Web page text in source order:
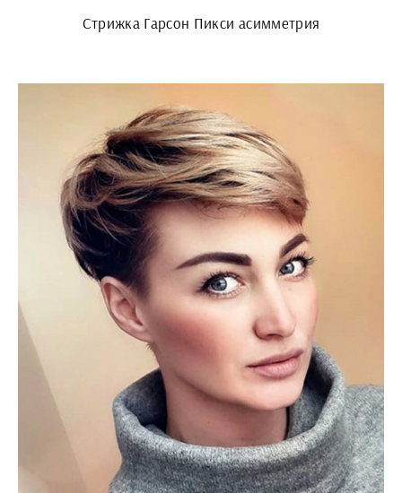
Стрижка Гарсон Пикси асимметрия